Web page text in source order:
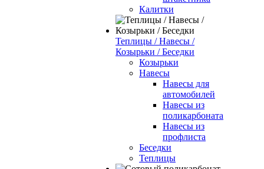
Калитки
Теплицы / Навесы /
Козырьки / Беседки
Козырьки
Навесы
Навесы для
автомобилей
Навесы из
поликарбоната
Навесы из
профлиста
Беседки
Теплицы